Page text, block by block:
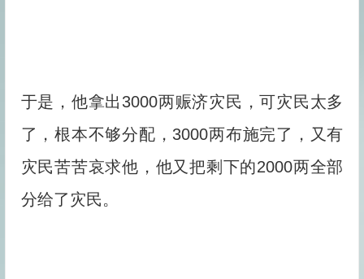
于是，他拿出3000两赈济灾民，可灾民太多
了，根本不够分配，3000两布施完了，又有
灾民苦苦哀求他，他又把剩下的2000两全部
分给了灾民。